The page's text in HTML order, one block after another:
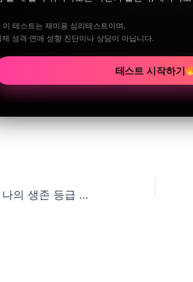
테스트는 재미용 심리테스트이며,
제 성격·연애 성향 진단이나 상담이 아닙니다.
테스트 시작하기
좀비 사태 발생 시 나의 생존 등급 테스트